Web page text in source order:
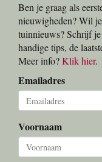
Ben je graag als
nieuwigheden? Wil
tuinnieuws? Schrijf
handige tips, de
Meer info?Klik hier.
Emailadres
Voornaam